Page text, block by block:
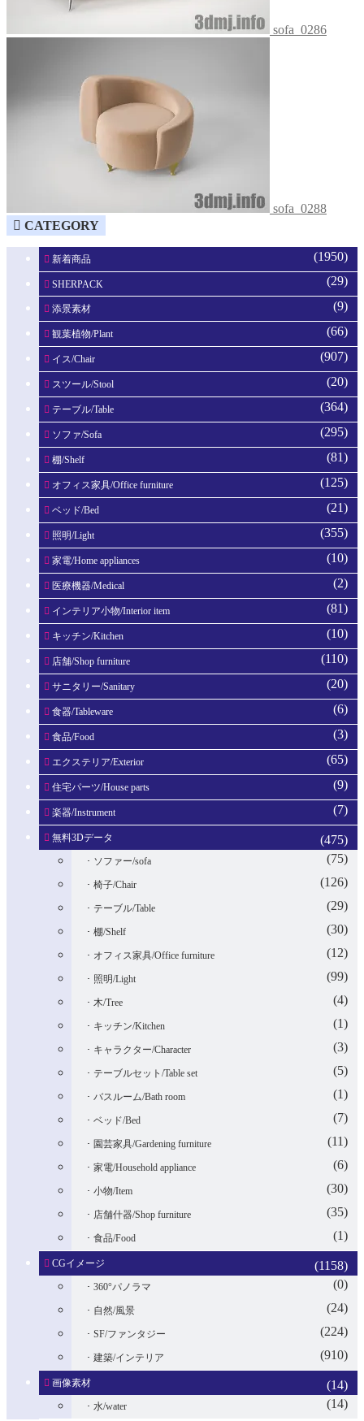
sofa_0286
sofa_0288
CATEGORY
新着商品 (1950)
SHERPACK (29)
添景素材 (9)
観葉植物/Plant (66)
イス/Chair (907)
スツール/Stool (20)
テーブル/Table (364)
ソファ/Sofa (295)
棚/Shelf (81)
オフィス家具/Office furniture (125)
ベッド/Bed (21)
照明/Light (355)
家電/Home appliances (10)
医療機器/Medical (2)
インテリア小物/Interior item (81)
キッチン/Kitchen (10)
店舗/Shop furniture (110)
サニタリー/Sanitary (20)
食器/Tableware (6)
食品/Food (3)
エクステリア/Exterior (65)
住宅パーツ/House parts (9)
楽器/Instrument (7)
無料3Dデータ (475)
ソファー/sofa (75)
椅子/Chair (126)
テーブル/Table (29)
棚/Shelf (30)
オフィス家具/Office furniture (12)
照明/Light (99)
木/Tree (4)
キッチン/Kitchen (1)
キャラクター/Character (3)
テーブルセット/Table set (5)
バスルーム/Bath room (1)
ベッド/Bed (7)
園芸家具/Gardening furniture (11)
家電/Household appliance (6)
小物/Item (30)
店舗什器/Shop furniture (35)
食品/Food (1)
CGイメージ (1158)
360°パノラマ (0)
自然/風景 (24)
SF/ファンタジー (224)
建築/インテリア (910)
画像素材 (14)
水/water (14)